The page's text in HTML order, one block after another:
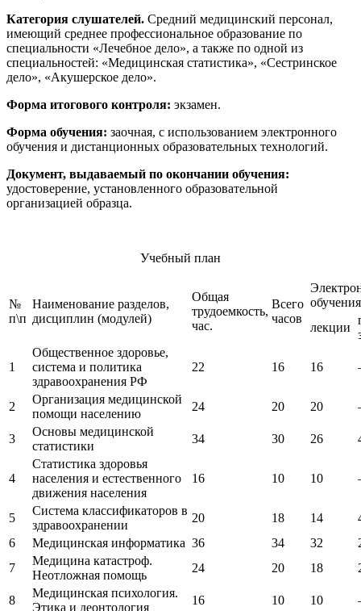
Категория слушателей. Средний медицинский персонал,
имеющий среднее профессиональное образование по
специальности «Лечебное дело», а также по одной из
специальностей: «Медицинская статистика», «Сестринское
дело», «Акушерское дело».
Форма итогового контроля: экзамен.
Форма обучения: заочная, с использованием электронного
обучения и дистанционных образовательных технологий.
Документ, выдаваемый по окончании обучения:
удостоверение, установленного образовательной
организацией образца.
Учебный план
№
п\п
Наименование разделов,
дисциплин (модулей)
Общая
трудоемкость,
час.
Всего
часов
лекции
1
Общественное здоровье,
система и политика
здравоохранения РФ
22 16 16
2
Организация медицинской
помощи населению
24 20 20
3
Основы медицинской
статистики
34 30 26
4
Статистика здоровья
населения и естественного
движения населения
16 10 10
5
Система классификаторов в
здравоохранении
20 18 14
6
Медицинская информатика 36 34 32
7
Медицина катастроф.
Неотложная помощь
24 20 18
8
Медицинская психология.
Этика и деонтология
16 10 10